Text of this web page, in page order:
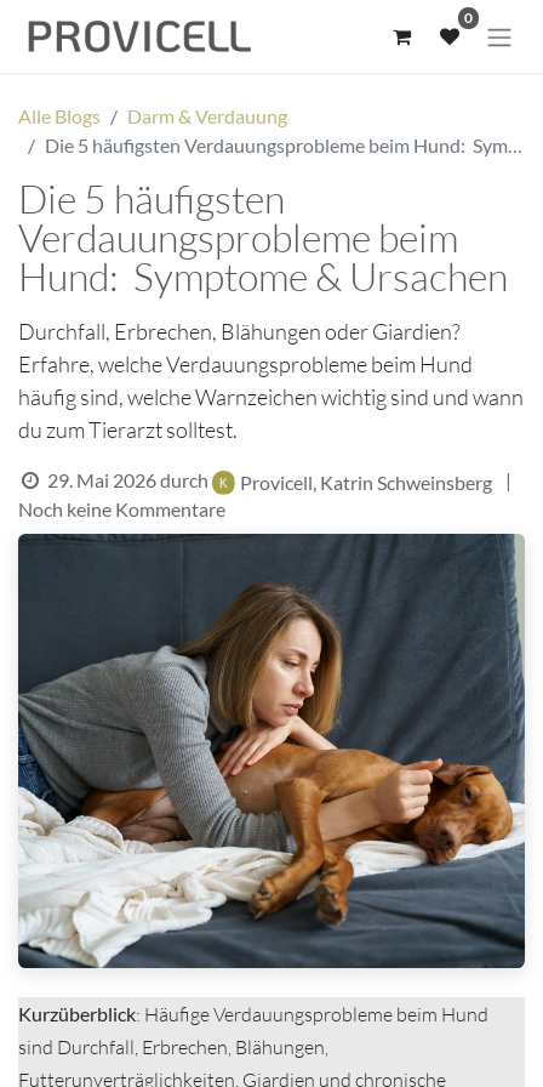
0
Alle Blogs
Darm & Verdauung
Die 5 häufigsten Verdauungsprobleme beim Hund: Symptome & Ursachen
Die 5 häufigsten
Verdauungsprobleme beim
Hund: Symptome & Ursachen
Durchfall, Erbrechen, Blähungen oder Giardien?
Erfahre, welche Verdauungsprobleme beim Hund
häufig sind, welche Warnzeichen wichtig sind und wann
du zum Tierarzt solltest.
29. Mai 2026durch Provicell, Katrin Schweinsberg
|
Noch keine Kommentare
Kurzüberblick: Häufige Verdauungsprobleme beim Hund
sind Durchfall, Erbrechen, Blähungen,
Futterunverträglichkeiten, Giardien und chronische